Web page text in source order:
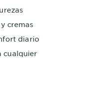
cremas
diario
cualquier